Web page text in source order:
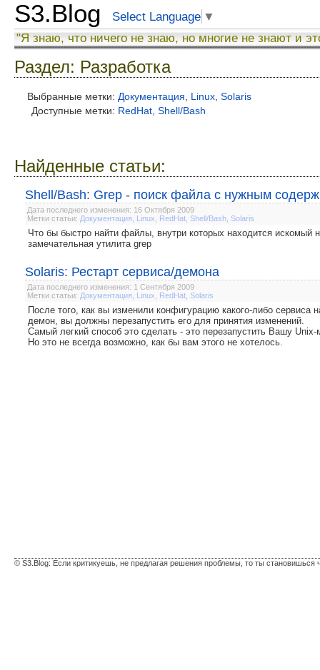
S3.Blog Select Language ▼
"Я знаю, что ничего не знаю, но многие не знают и
Раздел: Разработка
Выбранные метки: Документация Linux Solaris
Доступные метки: RedHat Shell/Bash
Найденные статьи:
Shell/Bash: Grep - поиск файла с нужным
Дата последнего изменения: 16 Октября 2009
Метки статьи: Документация Linux RedHat Shell/Bash Solaris
Что бы быстро найти файлы, внутри которых находится искомый
замечательная утилита grep
Solaris: Рестарт сервиса/демона
Дата последнего изменения: 1 Сентября 2009
Метки статьи: Документация Linux RedHat Solaris
После того, как вы изменили конфигурацию какого-либо
демон, вы должны перезапустить его для принятия изменений.
Самый легкий способ это сделать - это перезапустить Вашу
Но это не всегда возможно, как бы вам этого не хотелось.
© S3.Blog: Если критикуешь, не предлагая решения проблемы, то ты становишься